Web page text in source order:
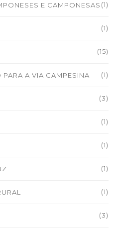
E CAMPONESAS (1)
(1)
(15)
A VIA CAMPESINA (1)
(3)
(1)
(1)
(1)
(1)
(3)